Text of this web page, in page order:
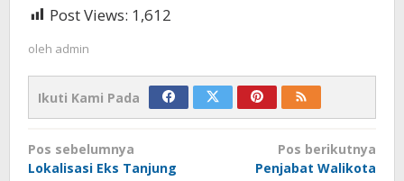
Post Views: 1,612
oleh admin
Ikuti Kami Pada
Navigasi
pos
Pos sebelumnya
Lokalisasi Eks Tanjung
Pos berikutnya
Penjabat Walikota